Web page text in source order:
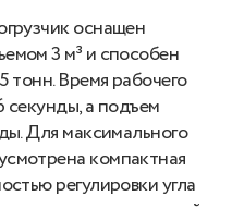
оснащен
3 м³ и способен
тонн. Время рабочего
секунды, а подъем
Для максимального
компактная
регулировки угла